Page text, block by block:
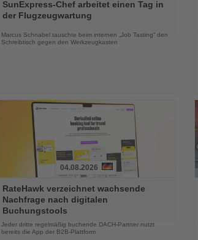
Sie
die
Nachrichten
SunExpress-Chef arbeitet einen Tag in
der Flugzeugwartung
Marcus Schnabel tauschte beim internen „Job Tasting“ den
Schreibtisch gegen den Werkzeugkasten
Sie
die
Nachrichten
04.08.2026
RateHawk verzeichnet wachsende
Nachfrage nach digitalen
Buchungstools
Jeder dritte regelmäßig buchende DACH-Partner nutzt
bereits die App der B2B-Plattform